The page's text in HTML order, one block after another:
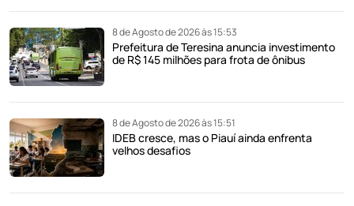
8 de Agosto de 2026 às 15:53
Prefeitura de Teresina anuncia investimento
de R$ 145 milhões para frota de ônibus
8 de Agosto de 2026 às 15:51
IDEB cresce, mas o Piauí ainda enfrenta
velhos desafios